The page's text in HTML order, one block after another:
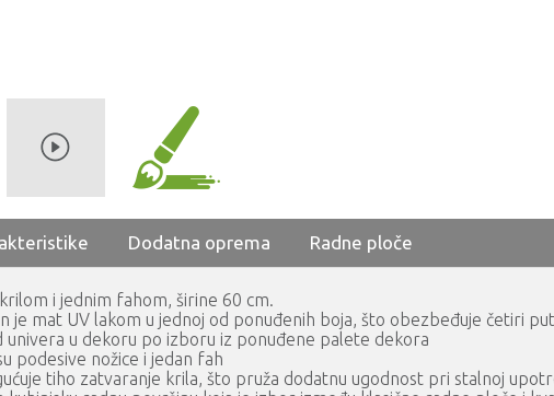
Dodatna oprema Radne ploče
i jednim fahom, širine 60 cm.
je mat UV lakom u jednoj od ponuđenih boja, što obezbeđuje četiri
univera u dekoru po izboru iz ponuđene palete dekora
podesive nožice i jedan fah
tiho zatvaranje krila, što pruža dodatnu ugodnost pri stalnoj